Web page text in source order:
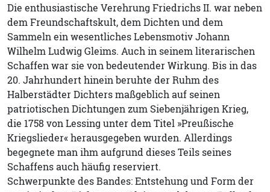
Die enthusiastische Verehrung Friedrichs II. war neben
dem Freundschaftskult, dem Dichten und dem
Sammeln ein wesentliches Lebensmotiv Johann
Wilhelm Ludwig Gleims. Auch in seinem literarischen
Schaffen war sie von bedeutender Wirkung. Bis in das
20. Jahrhundert hinein beruhte der Ruhm des
Halberstädter Dichters maßgeblich auf seinen
patriotischen Dichtungen zum Siebenjährigen Krieg,
die 1758 von Lessing unter dem Titel »Preußische
Kriegslieder« herausgegeben wurden. Allerdings
begegnete man ihm aufgrund dieses Teils seines
Schaffens auch häufig reserviert.
Schwerpunkte des Bandes: Entstehung und Form der